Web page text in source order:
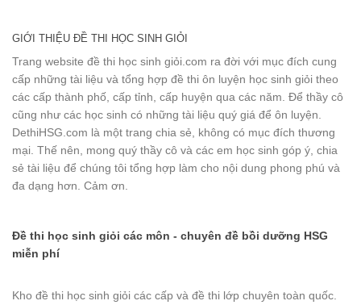
GIỚI THIỆU ĐỀ THI HỌC SINH GIỎI
Trang website đề thi học sinh giỏi.com ra đời với mục đích cung
cấp những tài liệu và tổng hợp đề thi ôn luyện học sinh giỏi theo
các cấp thành phố, cấp tỉnh, cấp huyện qua các năm. Để thầy cô
cũng như các học sinh có những tài liệu quý giá để ôn luyện.
DethiHSG.com là một trang chia sẻ, không có mục đích thương
mại. Thế nên, mong quý thầy cô và các em học sinh góp ý, chia
sẻ tài liệu để chúng tôi tổng hợp làm cho nội dung phong phú và
đa dạng hơn. Cảm ơn.
Đề thi học sinh giỏi các môn - chuyên đề bồi dưỡng HSG
miễn phí
Kho đề thi học sinh giỏi các cấp và đề thi lớp chuyên toàn quốc.